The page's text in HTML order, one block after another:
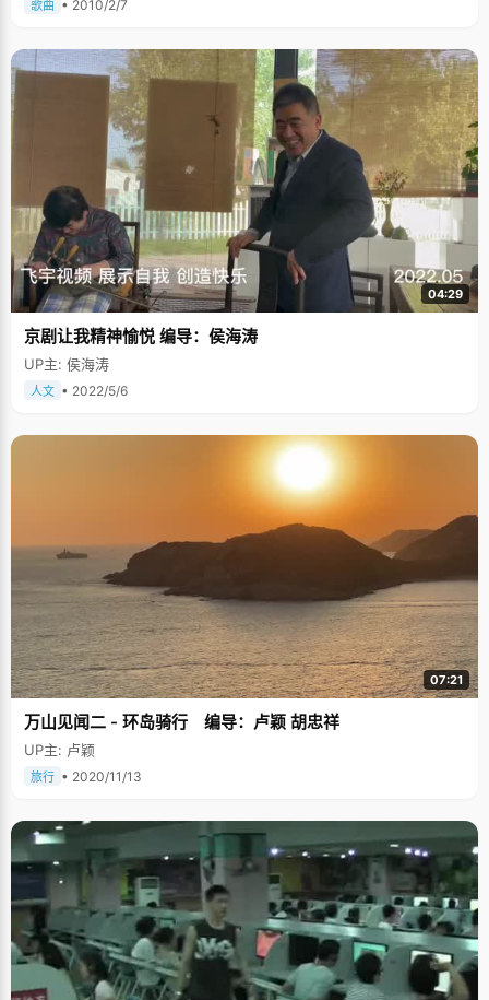
歌曲 • 2010/2/7
04:29
京剧让我精神愉悦 编导：侯海涛
UP主: 侯海涛
人文 • 2022/5/6
07:21
万山见闻二 - 环岛骑行 编导：卢颖 胡忠祥
UP主: 卢颖
旅行 • 2020/11/13